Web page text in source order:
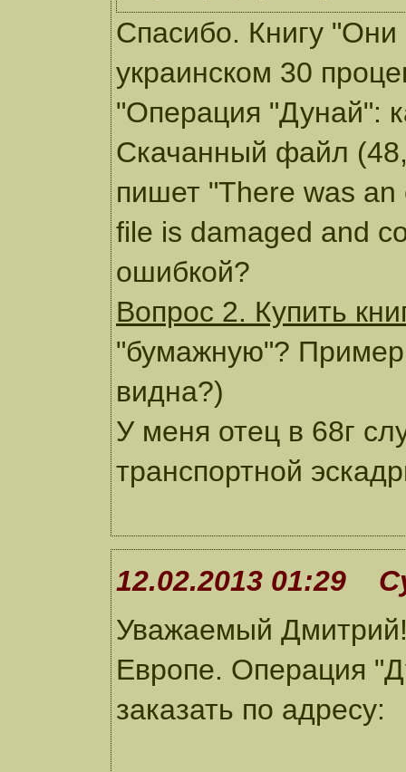
Спасибо. Книгу
украинском 30
"Операция "Дунай":
Скачанный файл
пишет "There was
file is damaged and
ошибкой?
Вопрос 2. Купить
"бумажную"?
видна?)
У меня отец в 68г
транспортной
12.02.2013 01:29
Уважаемый
Европе. Операция
заказать по адресу: